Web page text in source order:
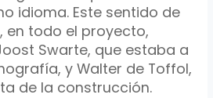
idioma. Este sentido de
en todo el proyecto,
Swarte, que estaba a
yWalter de Toffol,
de la construcción.